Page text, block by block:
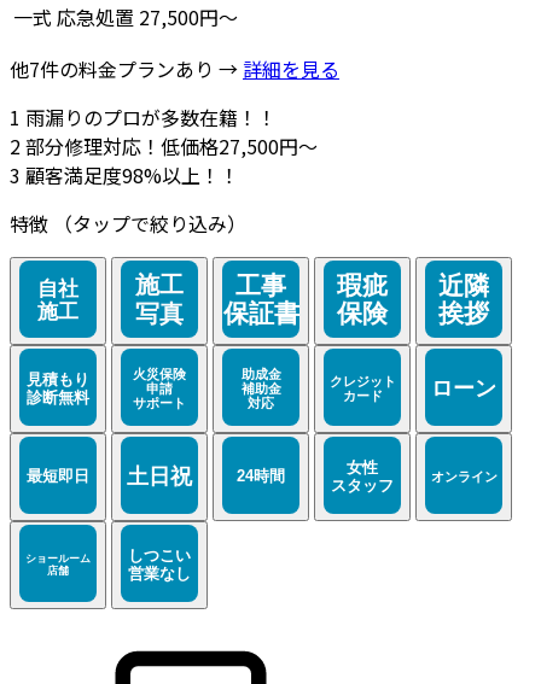
一式 応急処置 27,500円～
他7件の料金プランあり → 詳細を見る
1 雨漏りのプロが多数在籍！！
2部分修理対応！低価格27,500円～
3 顧客満足度98%以上！！
特徴
（タップで絞り込み）